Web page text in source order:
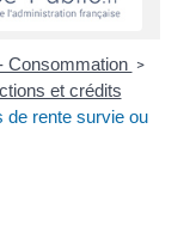
Consommation >
et crédits
de rente survie ou